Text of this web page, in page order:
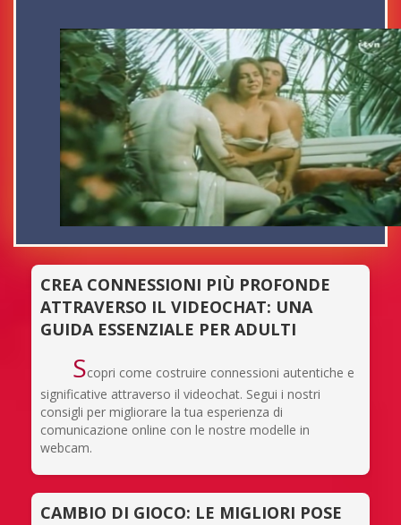
CREA CONNESSIONI PIÙ PROFONDE
ATTRAVERSO IL VIDEOCHAT: UNA
GUIDA ESSENZIALE PER ADULTI
Scopri come costruire connessioni autentiche e
significative attraverso il videochat. Segui i nostri
consigli per migliorare la tua esperienza di
comunicazione online con le nostre modelle in
webcam.
CAMBIO DI GIOCO: LE MIGLIORI POSE